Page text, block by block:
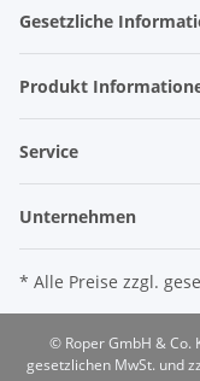
Gesetzliche
Produkt
Service
Unternehmen
* Alle Preise zzgl.
© Roper GmbH & Co.
gesetzlichen MwSt. und